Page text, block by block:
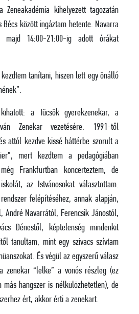
kihelyezett tagozatán
között ingáztam hetente. Navarra
majd 14:00-21:00-ig adott órákat
tanítani, hiszen lett egy önálló
a Tücsök gyerekzenekar, a
Zenekar vezetésére. 1991-től
attól kezdve kissé háttérbe szorult a
mert kezdtem a pedagógiában
Frankfurtban koncerteztem, de
az Istvánosokat választottam.
felépítéséhez, annak alapján,
André Navarrától, Ferencsik Jánostól,
Dénestől, képtelenség mindenkit
tanultam, mint egy szivacs szívtam
És végül az egyszerű válasz
zenekar “lelke” a vonós részleg (ez
más hangszer is nélkülözhetetlen), de
ért, akkor érti a zenekart.